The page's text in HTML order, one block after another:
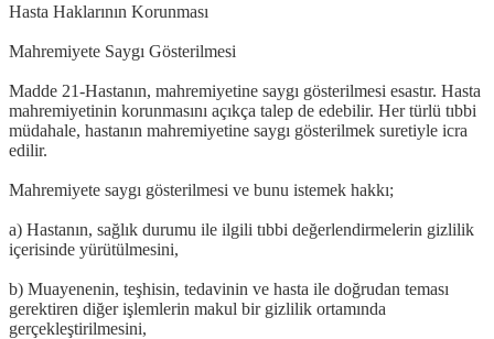
Hasta Haklarının Korunması
Mahremiyete Saygı Gösterilmesi
Madde 21-Hastanın, mahremiyetine saygı gösterilmesi esastır. Hasta
mahremiyetinin korunmasını açıkça talep de edebilir. Her türlü tıbbi
müdahale, hastanın mahremiyetine saygı gösterilmek suretiyle icra
edilir.
Mahremiyete saygı gösterilmesi ve bunu istemek hakkı;
a) Hastanın, sağlık durumu ile ilgili tıbbi değerlendirmelerin gizlilik
içerisinde yürütülmesini,
b) Muayenenin, teşhisin, tedavinin ve hasta ile doğrudan teması
gerektiren diğer işlemlerin makul bir gizlilik ortamında
gerçekleştirilmesini,